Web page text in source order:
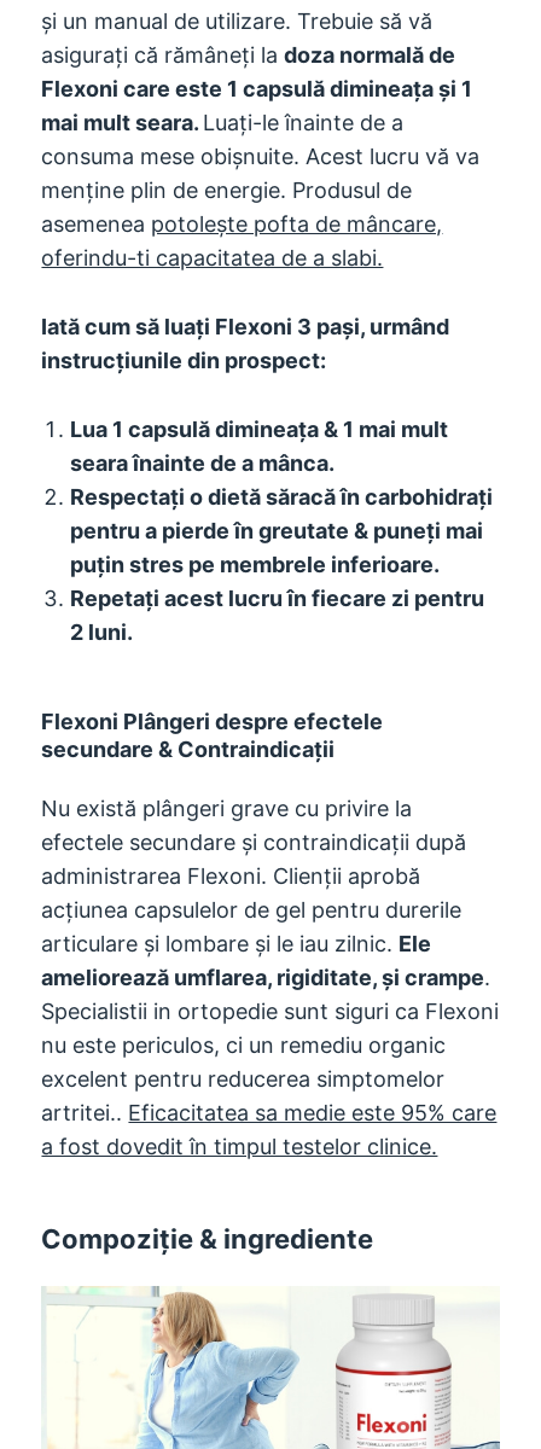
și un manual de utilizare. Trebuie să vă
asigurați că rămâneți ladoza normală de
Flexoni care este 1 capsulă dimineața și 1
mai mult seara. Luați-le înainte de a
consuma mese obișnuite. Acest lucru vă va
menține plin de energie. Produsul de
asemenea potolește pofta de mâncare,
oferindu-ti capacitatea de a slabi.
Iată cum să luați Flexoni 3 pași, urmând
instrucțiunile din prospect:
Lua 1 capsulă dimineața & 1 mai mult
seara înainte de a mânca.
Respectați o dietă săracă în carbohidrați
pentru a pierde în greutate & puneți mai
puțin stres pe membrele inferioare.
Repetați acest lucru în fiecare zi pentru
2 luni.
Flexoni Plângeri despre efectele
secundare & Contraindicații
Nu există plângeri grave cu privire la
efectele secundare și contraindicații după
administrarea Flexoni. Clienții aprobă
acțiunea capsulelor de gel pentru durerile
articulare și lombare și le iau zilnic. Ele
ameliorează umflarea, rigiditate, și crampe.
Specialistii in ortopedie sunt siguri ca Flexoni
nu este periculos, ci un remediu organic
excelent pentru reducerea simptomelor
artritei.. Eficacitatea sa medie este 95% care
a fost dovedit în timpul testelor clinice.
Compoziţie & ingrediente